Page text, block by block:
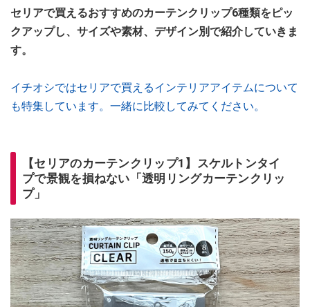
セリアで買えるおすすめのカーテンクリップ6種類をピッ
クアップし、サイズや素材、デザイン別で紹介していきま
す。
イチオシではセリアで買えるインテリアアイテムについて
も特集しています。一緒に比較してみてください。
【セリアのカーテンクリップ1】スケルトンタイ
プで景観を損ねない「透明リングカーテンクリッ
プ」